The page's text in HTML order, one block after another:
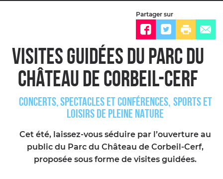
Partager sur
VISITES GUIDÉES DU PARC DU
CHÂTEAU DE CORBEIL-CERF
CONCERTS, SPECTACLES ET CONFÉRENCES SPORTS ET
LOISIRS DE PLEINE NATURE
Cet été, laissez-vous séduire par l’ouverture au
public du Parc du Château de Corbeil-Cerf,
proposée sous forme de visites guidées.